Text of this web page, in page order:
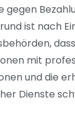
gegen
ist nach
mit
und die
Dienste